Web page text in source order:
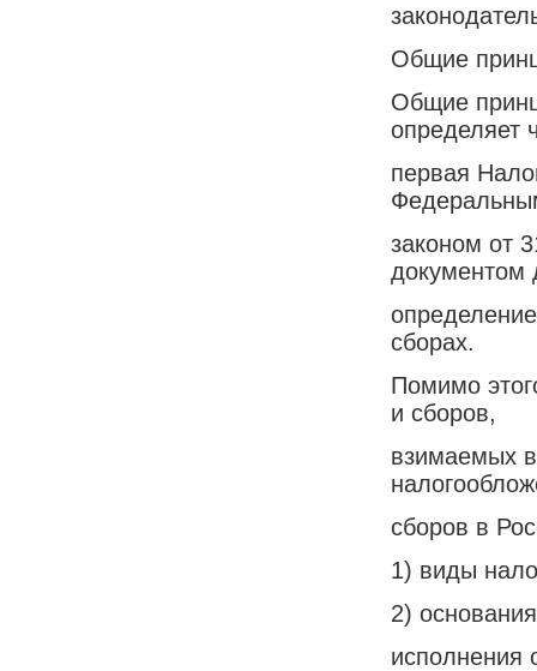
Общие
Общие
определяет
первая
законом от
документом
сборах.
Помимо
и сборов,
взимаемых
сборов в
1) виды
2)
исполнения